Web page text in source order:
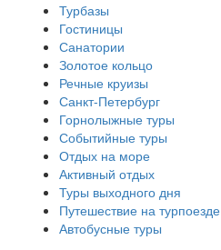
Турбазы
Гостиницы
Санатории
Золотое кольцо
Речные круизы
Санкт-Петербург
Горнолыжные туры
Событийные туры
Отдых на море
Активный отдых
Туры выходного дня
Путешествие на турпоезде
Автобусные туры